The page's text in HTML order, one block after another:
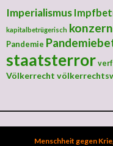
Imperialismus
kapitalbetrügerisch
Pandemie
staatsterror
Völkerrecht
Menschheit gegen